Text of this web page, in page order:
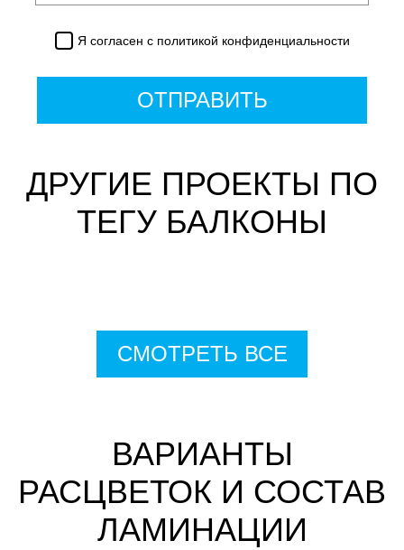
Я согласен с политикой конфиденциальности
ОТПРАВИТЬ
ДРУГИЕ ПРОЕКТЫ ПО
ТЕГУ БАЛКОНЫ
СМОТРЕТЬ ВСЕ
ВАРИАНТЫ
РАСЦВЕТОК И СОСТАВ
ЛАМИНАЦИИ